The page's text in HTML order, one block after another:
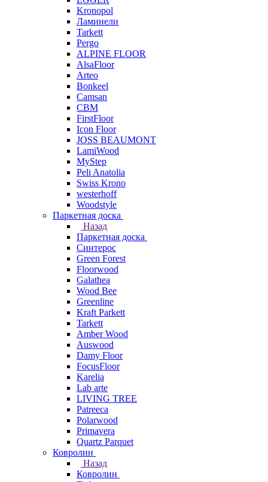
Kronopol
Ламинели
Tarkett
Pergo
ALPINE FLOOR
AlsaFloor
Arteo
Bonkeel
Camsan
CBM
FirstFloor
Icon Floor
JOSS BEAUMONT
LamiWood
MyStep
Peli Anatolia
Swiss Krono
westerhoff
Woodstyle
Паркетная доска
Назад
Паркетная доска
Синтерос
Green Forest
Floorwood
Galathea
Wood Bee
Greenline
Kraft Parkett
Tarkett
Amber Wood
Auswood
Damy Floor
FocusFloor
Karelia
Lab arte
LIVING TREE
Patreeca
Polarwood
Primavera
Quartz Parquet
Ковролин
Назад
Ковролин